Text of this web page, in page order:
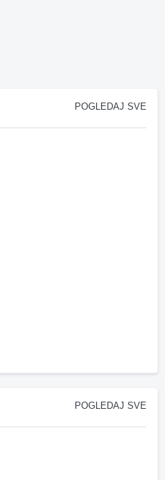
POGLEDAJ SVE
POGLEDAJ SVE